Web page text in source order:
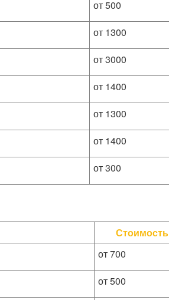
от 500
от 1300
от 3000
от 1400
от 1300
от 1400
от 300
Стоимость
от 700
от 500